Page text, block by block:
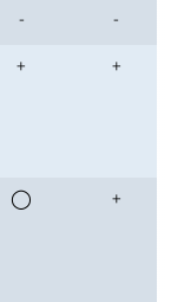
-
-
+ +
◯ +